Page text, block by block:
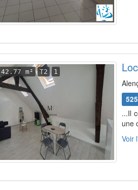
42.77 m² T2 1
...Il
une
Voir